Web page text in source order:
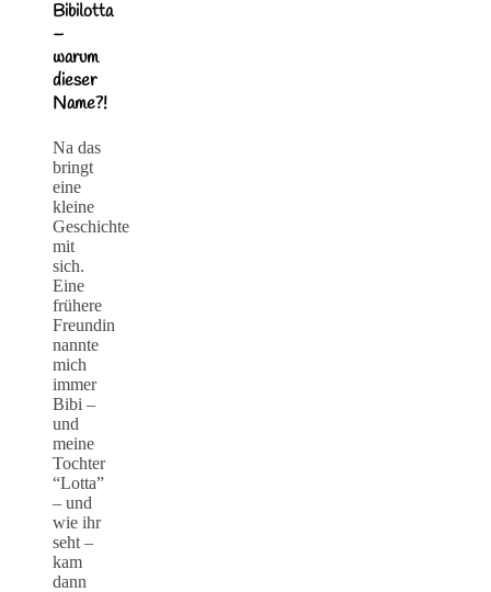
Bibilotta
–
warum
dieser
Name?!
Na das
bringt
eine
kleine
Geschichte
mit
sich.
Eine
frühere
Freundin
nannte
mich
immer
Bibi –
und
meine
Tochter
“Lotta”
– und
wie ihr
seht –
kam
dann